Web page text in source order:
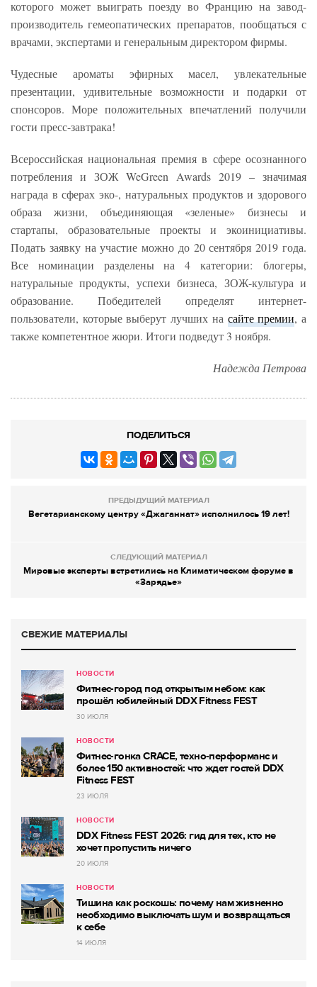
которого может выиграть поезду во Францию на завод-
производитель гемеопатических препаратов, пообщаться с
врачами, экспертами и генеральным директором фирмы.
Чудесные ароматы эфирных масел, увлекательные
презентации, удивительные возможности и подарки от
спонсоров. Море положительных впечатлений получили
гости пресс-завтрака!
Всероссийская национальная премия в сфере осознанного
потребления и ЗОЖ WeGreen Awards 2019 – значимая
награда в сферах эко-, натуральных продуктов и здорового
образа жизни, объединяющая «зеленые» бизнесы и
стартапы, образовательные проекты и экоинициативы.
Подать заявку на участие можно до 20 сентября 2019 года.
Все номинации разделены на 4 категории: блогеры,
натуральные продукты, успехи бизнеса, ЗОЖ-культура и
образование. Победителей определят интернет-
пользователи, которые выберут лучших на сайте премии, а
также компетентное жюри. Итоги подведут 3 ноября.
Надежда Петрова
ПОДЕЛИТЬСЯ
ПРЕДЫДУЩИЙ МАТЕРИАЛ
Вегетарианскому центру «Джаганнат» исполнилось 19 лет!
СЛЕДУЮЩИЙ МАТЕРИАЛ
Мировые эксперты встретились на Климатическом форуме в
«Зарядье»
СВЕЖИЕ МАТЕРИАЛЫ
НОВОСТИ
Фитнес-город под открытым небом: как
прошёл юбилейный DDX Fitness FEST
30 ИЮЛЯ
НОВОСТИ
Фитнес-гонка CRACE, техно-перформанс и
более 150 активностей: что ждет гостей DDX
Fitness FEST
23 ИЮЛЯ
НОВОСТИ
DDX Fitness FEST 2026: гид для тех, кто не
хочет пропустить ничего
20 ИЮЛЯ
НОВОСТИ
Тишина как роскошь: почему нам жизненно
необходимо выключать шум и возвращаться
к себе
14 ИЮЛЯ